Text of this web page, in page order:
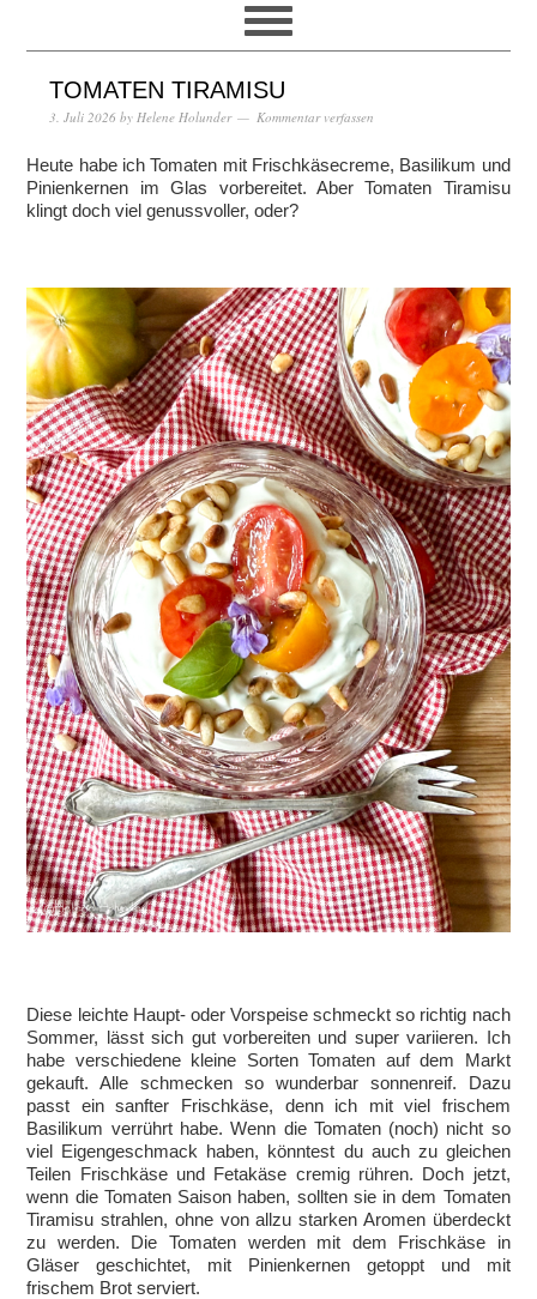
TOMATEN TIRAMISU
3. Juli 2026 by Helene Holunder Kommentar verfassen
Heute habe ich Tomaten mit Frischkäsecreme, Basilikum und
Pinienkernen im Glas vorbereitet. Aber Tomaten Tiramisu
klingt doch viel genussvoller, oder?
Diese leichte Haupt- oder Vorspeise schmeckt so richtig nach
Sommer, lässt sich gut vorbereiten und super variieren. Ich
habe verschiedene kleine Sorten Tomaten auf dem Markt
gekauft. Alle schmecken so wunderbar sonnenreif. Dazu
passt ein sanfter Frischkäse, denn ich mit viel frischem
Basilikum verrührt habe. Wenn die Tomaten (noch) nicht so
viel Eigengeschmack haben, könntest du auch zu gleichen
Teilen Frischkäse und Fetakäse cremig rühren. Doch jetzt,
wenn die Tomaten Saison haben, sollten sie in dem Tomaten
Tiramisu strahlen, ohne von allzu starken Aromen überdeckt
zu werden. Die Tomaten werden mit dem Frischkäse in
Gläser geschichtet, mit Pinienkernen getoppt und mit
frischem Brot serviert.